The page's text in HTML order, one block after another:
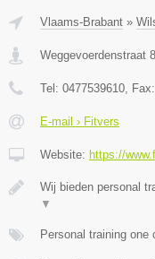
Vlaams-Brabant »
Weggevoerdenstraat 8
Tel: 0477539610, Fax:
E-mail › Fitvers
Website: https://
Wij bieden personal
▼
Personal training one